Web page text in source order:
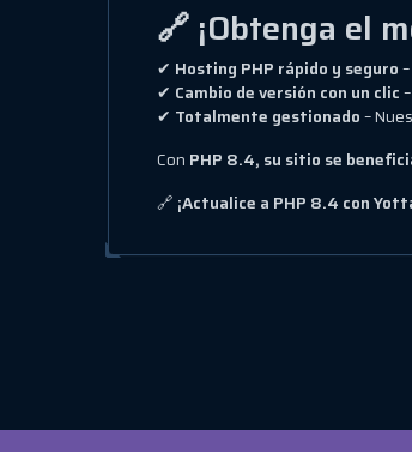
🔗 ¡Obtenga el
✔ Hosting PHP rápido y seguro
✔ Cambio de versión con un clic
✔ Totalmente gestionado–
Con PHP 8.4, su sitio se
🔗 ¡Actualice a PHP 8.4 con